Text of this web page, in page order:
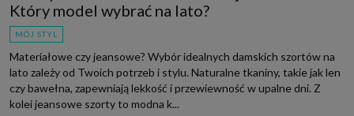
Który model wybrać na lato?
MÓJ STYL
Materiałowe czy jeansowe? Wybór idealnych damskich szortów na
lato zależy od Twoich potrzeb i stylu. Naturalne tkaniny, takie jak len
czy bawełna, zapewniają lekkość i przewiewność w upalne dni. Z
kolei jeansowe szorty to modna k...